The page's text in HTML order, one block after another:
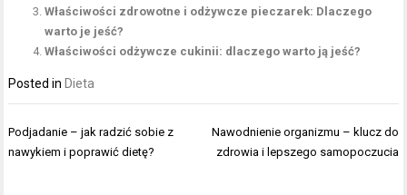
Właściwości zdrowotne i odżywcze pieczarek: Dlaczego
warto je jeść?
Właściwości odżywcze cukinii: dlaczego warto ją jeść?
Posted in Dieta
Nawigacja
wpisu
Podjadanie – jak radzić sobie z
nawykiem i poprawić dietę?
Nawodnienie organizmu – klucz do
zdrowia i lepszego samopoczucia